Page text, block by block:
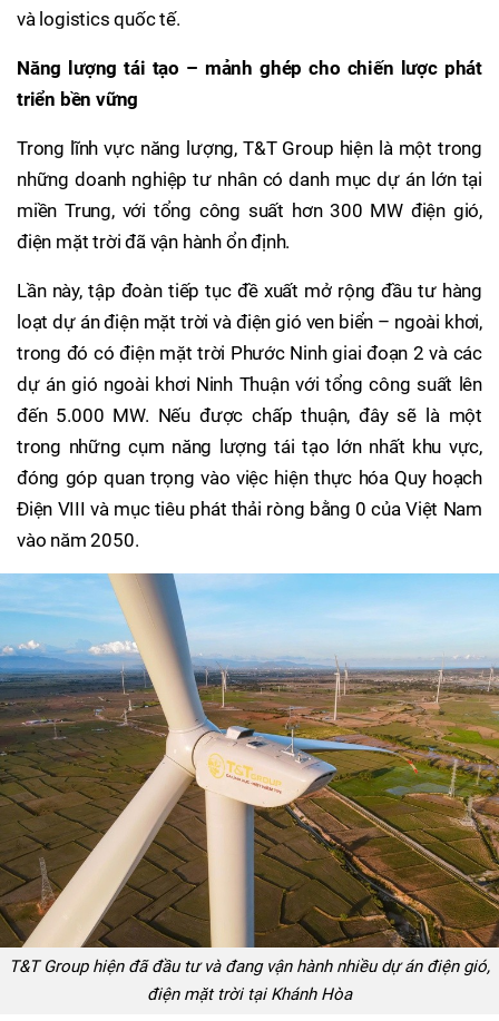
và logistics quốc tế.
Năng lượng tái tạo – mảnh ghép cho chiến lược phát
triển bền vững
Trong lĩnh vực năng lượng, T&T Group hiện là một trong
những doanh nghiệp tư nhân có danh mục dự án lớn tại
miền Trung, với tổng công suất hơn 300 MW điện gió,
điện mặt trời đã vận hành ổn định.
Lần này, tập đoàn tiếp tục đề xuất mở rộng đầu tư hàng
loạt dự án điện mặt trời và điện gió ven biển – ngoài khơi,
trong đó có điện mặt trời Phước Ninh giai đoạn 2 và các
dự án gió ngoài khơi Ninh Thuận với tổng công suất lên
đến 5.000 MW. Nếu được chấp thuận, đây sẽ là một
trong những cụm năng lượng tái tạo lớn nhất khu vực,
đóng góp quan trọng vào việc hiện thực hóa Quy hoạch
Điện VIII và mục tiêu phát thải ròng bằng 0 của Việt Nam
vào năm 2050.
T&T Group hiện đã đầu tư và đang vận hành nhiều dự án điện gió,
điện mặt trời tại Khánh Hòa